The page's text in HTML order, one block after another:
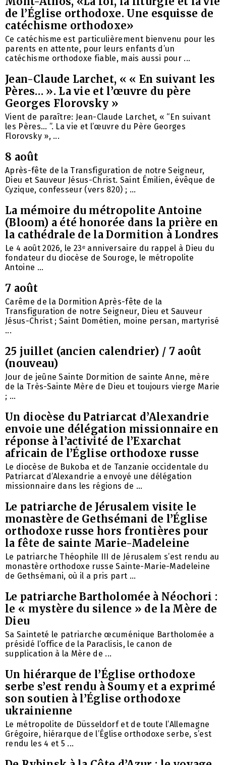
de l’Église orthodoxe. Une esquisse de
catéchisme orthodoxe»
Ce catéchisme est particulièrement bienvenu pour les
parents en attente, pour leurs enfants d’un
catéchisme orthodoxe fiable, mais aussi pour ...
Jean-Claude Larchet, « « En suivant les
Pères… ». La vie et l’œuvre du père
Georges Florovsky »
Vient de paraître: Jean-Claude Larchet, « “En suivant
les Pères… ”. La vie et l’œuvre du Père Georges
Florovsky », ...
8 août
Après-fête de la Transfiguration de notre Seigneur,
Dieu et Sauveur Jésus-Christ. Saint Émilien, évêque de
Cyzique, confesseur (vers 820) ; ...
La mémoire du métropolite Antoine
(Bloom) a été honorée dans la prière en
la cathédrale de la Dormition à Londres
Le 4 août 2026, le 23ᵉ anniversaire du rappel à Dieu du
fondateur du diocèse de Souroge, le métropolite
Antoine ...
7 août
Carême de la Dormition Après-fête de la
Transfiguration de notre Seigneur, Dieu et Sauveur
Jésus-Christ ; Saint Dométien, moine persan, martyrisé
...
25 juillet (ancien calendrier) / 7 août
(nouveau)
Jour de jeûne Sainte Dormition de sainte Anne, mère
de la Très-Sainte Mère de Dieu et toujours vierge Marie
; ...
Un diocèse du Patriarcat d’Alexandrie
envoie une délégation missionnaire en
réponse à l’activité de l’Exarchat
africain de l’Église orthodoxe russe
Le diocèse de Bukoba et de Tanzanie occidentale du
Patriarcat d’Alexandrie a envoyé une délégation
missionnaire dans les régions de ...
Le patriarche de Jérusalem visite le
monastère de Gethsémani de l’Église
orthodoxe russe hors frontières pour
la fête de sainte Marie-Madeleine
Le patriarche Théophile III de Jérusalem s’est rendu au
monastère orthodoxe russe Sainte-Marie-Madeleine
de Gethsémani, où il a pris part ...
Le patriarche Bartholomée à Néochori :
le « mystère du silence » de la Mère de
Dieu
Sa Sainteté le patriarche œcuménique Bartholomée a
présidé l’office de la Paraclisis, le canon de
supplication à la Mère de ...
Un hiérarque de l’Église orthodoxe
serbe s’est rendu à Soumy et a exprimé
son soutien à l’Église orthodoxe
ukrainienne
Le métropolite de Düsseldorf et de toute l’Allemagne
Grégoire, hiérarque de l’Église orthodoxe serbe, s’est
rendu les 4 et 5 ...